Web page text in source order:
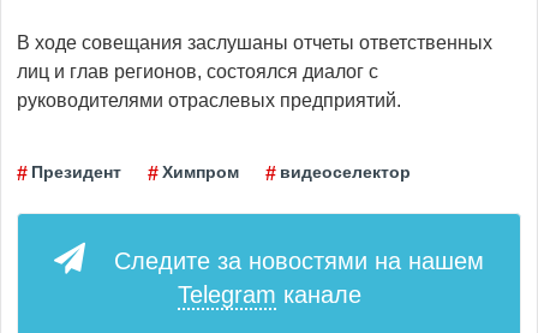
В ходе совещания заслушаны отчеты ответственных
лиц и глав регионов, состоялся диалог с
руководителями отраслевых предприятий.
Президент Химпром видеоселектор
Следите за новостями на нашем
Telegram канале